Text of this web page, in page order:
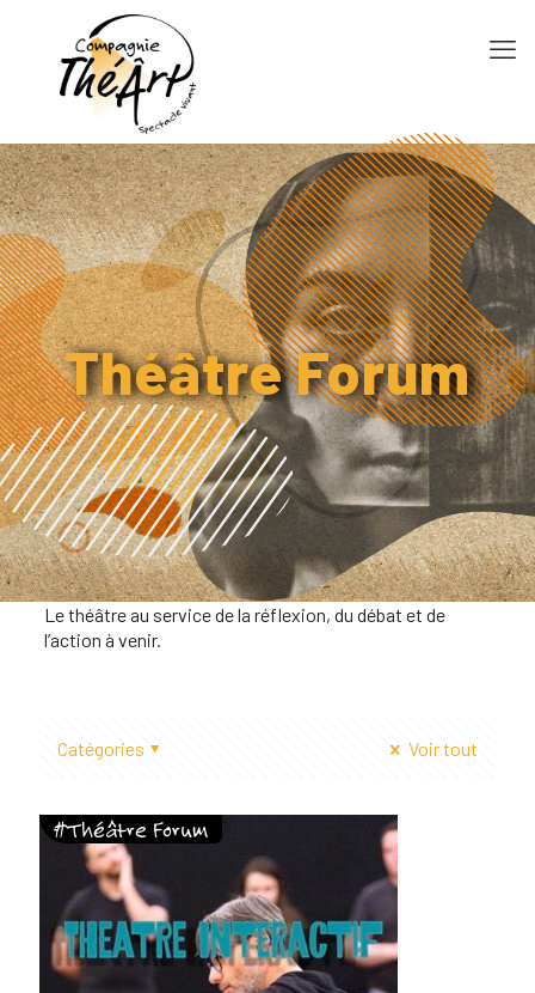
Théâtre Forum
Le théâtre au service de la réflexion, du débat et de
l’action à venir.
Catégories Voir tout
#Théâtre Forum